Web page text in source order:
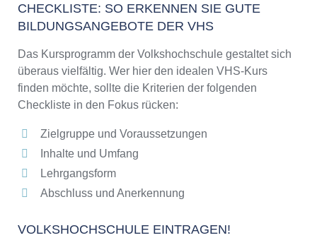
CHECKLISTE: SO ERKENNEN SIE GUTE
BILDUNGSANGEBOTE DER VHS
Das Kursprogramm der Volkshochschule gestaltet sich
überaus vielfältig. Wer hier den idealen VHS-Kurs
finden möchte, sollte die Kriterien der folgenden
Checkliste in den Fokus rücken:
Zielgruppe und Voraussetzungen
Inhalte und Umfang
Lehrgangsform
Abschluss und Anerkennung
VOLKSHOCHSCHULE EINTRAGEN!